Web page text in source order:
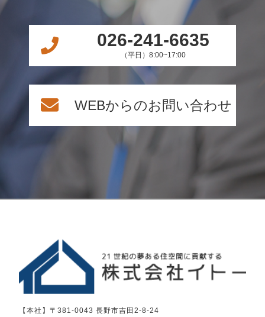
026-241-6635
（平日）8:00~17:00
WEBからのお問い合わせ
【本社】〒381-0043 長野市吉田2-8-24